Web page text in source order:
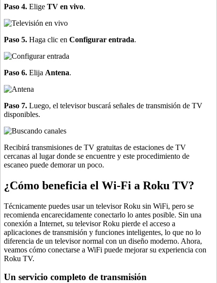
Paso 4. Elige TV en vivo.
Paso 5. Haga clic en Configurar entrada.
Paso 6. Elija Antena.
Paso 7. Luego, el televisor buscará señales de transmisión de TV
disponibles.
Recibirá transmisiones de TV gratuitas de estaciones de TV
cercanas al lugar donde se encuentre y este procedimiento de
escaneo puede demorar un poco.
¿Cómo beneficia el Wi-Fi a Roku TV?
Técnicamente puedes usar un televisor Roku sin WiFi, pero se
recomienda encarecidamente conectarlo lo antes posible. Sin una
conexión a Internet, su televisor Roku pierde el acceso a
aplicaciones de transmisión y funciones inteligentes, lo que no lo
diferencia de un televisor normal con un diseño moderno. Ahora,
veamos cómo conectarse a WiFi puede mejorar su experiencia con
Roku TV.
Un servicio completo de transmisión